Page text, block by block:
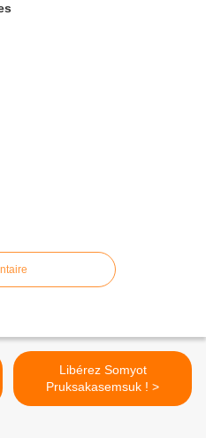
Libérez Somyot
Pruksakasemsuk ! >